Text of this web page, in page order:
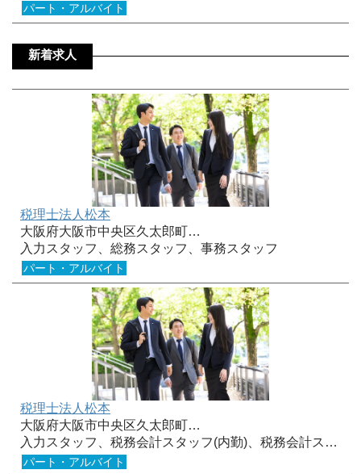
パート・アルバイト
新着求人
税理士法人松本
大阪府大阪市中央区久太郎町…
入力スタッフ、総務スタッフ、事務スタッフ
パート・アルバイト
税理士法人松本
大阪府大阪市中央区久太郎町…
入力スタッフ、税務会計スタッフ(内勤)、税務会計ス…
パート・アルバイト